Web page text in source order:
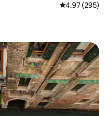
คะแนนเฉลี่ย
4.97 (295)